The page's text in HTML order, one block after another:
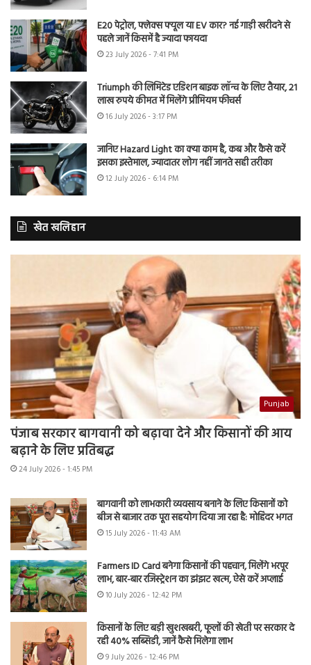
E20 पेट्रोल, फ्लेक्स फ्यूल या EV कार? नई गाड़ी खरीदने से
पहले जानें किसमें है ज्यादा फायदा
23 July 2026 - 7:41 PM
Triumph की लिमिटेड एडिशन बाइक लॉन्च के लिए तैयार, 21
लाख रुपये कीमत में मिलेंगे प्रीमियम फीचर्स
16 July 2026 - 3:17 PM
जानिए Hazard Light का क्या काम है, कब और कैसे करें
इसका इस्तेमाल, ज्यादातर लोग नहीं जानते सही तरीका
12 July 2026 - 6:14 PM
खेत खलिहान
Punjab
पंजाब सरकार बागवानी को बढ़ावा देने और किसानों की आय
बढ़ाने के लिए प्रतिबद्ध
24 July 2026 - 1:45 PM
बागवानी को लाभकारी व्यवसाय बनाने के लिए किसानों को
बीज से बाजार तक पूरा सहयोग दिया जा रहा है: मोहिंदर भगत
15 July 2026 - 11:43 AM
Farmers ID Card बनेगा किसानों की पहचान, मिलेंगे भरपूर
लाभ, बार-बार रजिस्ट्रेशन का झंझट खत्म, ऐसे करें अप्लाई
10 July 2026 - 12:42 PM
किसानों के लिए बड़ी खुशखबरी, फूलों की खेती पर सरकार दे
रही 40% सब्सिडी, जानें कैसे मिलेगा लाभ
9 July 2026 - 12:46 PM